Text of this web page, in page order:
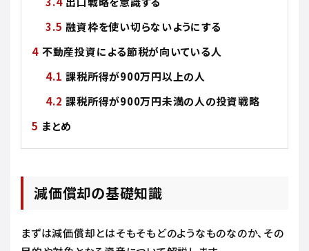
融資枠を使い切らないようにする
不動産投資による節税が向いている人
課税所得が900万円以上の人
課税所得が900万円未満の人の投資戦略
まとめ
減価償却の基礎知識
まずは減価償却とはそもそもどのようなものなのか、その